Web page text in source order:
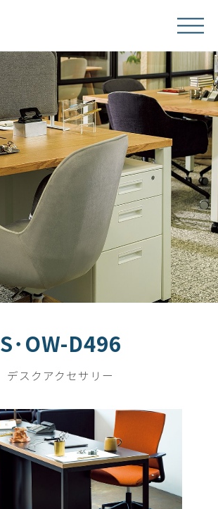
S･OW-D496
デスクアクセサリー